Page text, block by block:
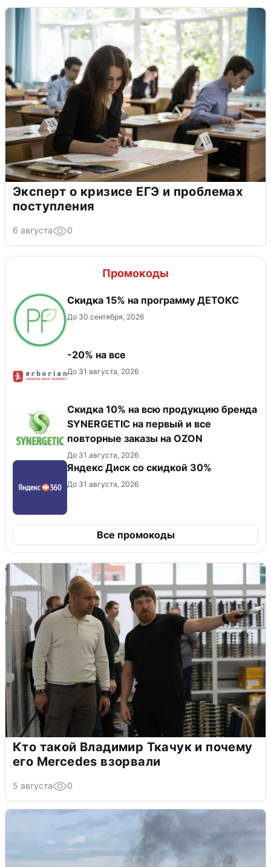
Эксперт о кризисе ЕГЭ и проблемах
поступления
6 августа 0
Промокоды
Скидка 15% на программу ДЕТОКС
До 30 сентября, 2026
-20% на все
До 31 августа, 2026
Скидка 10% на всю продукцию бренда
SYNERGETIC на первый и все
повторные заказы на OZON
До 31 августа, 2026
Яндекс Диск со скидкой 30%
До 31 августа, 2026
Все промокоды
Кто такой Владимир Ткачук и почему
его Mercedes взорвали
5 августа 0